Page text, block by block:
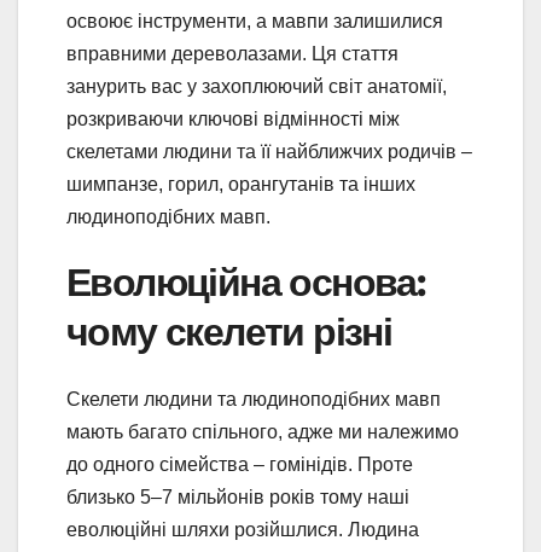
освоює інструменти, а мавпи залишилися
вправними дереволазами. Ця стаття
занурить вас у захоплюючий світ анатомії,
розкриваючи ключові відмінності між
скелетами людини та її найближчих родичів –
шимпанзе, горил, орангутанів та інших
людиноподібних мавп.
Еволюційна основа:
чому скелети різні
Скелети людини та людиноподібних мавп
мають багато спільного, адже ми належимо
до одного сімейства – гомінідів. Проте
близько 5–7 мільйонів років тому наші
еволюційні шляхи розійшлися. Людина